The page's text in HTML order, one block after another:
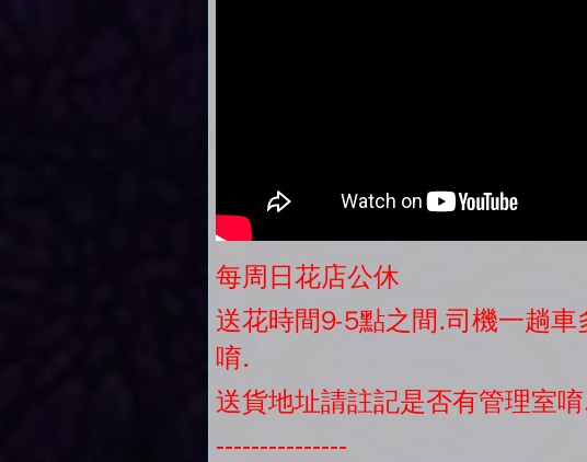
每周日花店公休
送花時間9-5點之間.司機一趟
唷.
送貨地址請註記是否有管理室唷
---------------